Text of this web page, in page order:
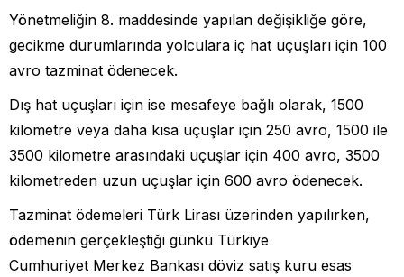
Yönetmeliğin 8. maddesinde yapılan değişikliğe göre,
gecikme durumlarında yolculara iç hat uçuşları için 100
avro tazminat ödenecek.
Dış hat uçuşları için ise mesafeye bağlı olarak, 1500
kilometre veya daha kısa uçuşlar için 250 avro, 1500 ile
3500 kilometre arasındaki uçuşlar için 400 avro, 3500
kilometreden uzun uçuşlar için 600 avro ödenecek.
Tazminat ödemeleri Türk Lirası üzerinden yapılırken,
ödemenin gerçekleştiği günkü Türkiye
Cumhuriyet Merkez Bankası döviz satış kuru esas